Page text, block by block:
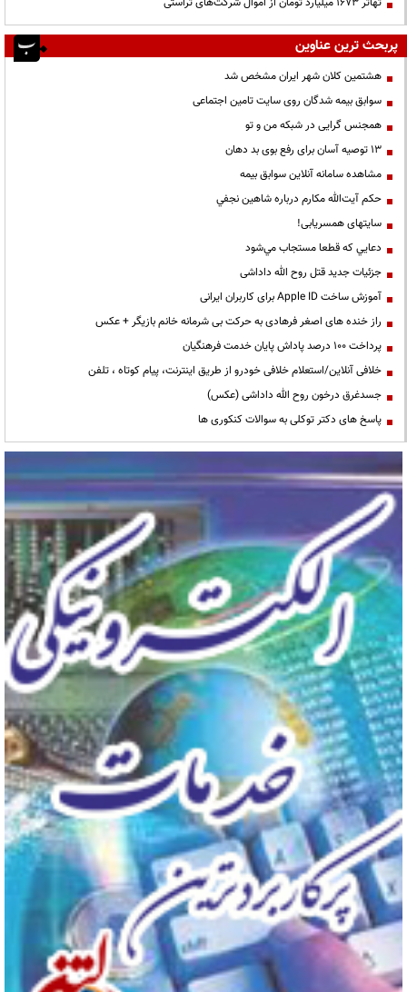
پربحث ترین عناوین
هشتمین کلان شهر ایران مشخص شد
سوابق بیمه شدگان روی سایت تامین اجتماعی
همجنس گرایی در شبکه من و تو
13 توصیه آسان برای رفع بوی بد دهان
مشاهده سامانه آنلاين سوابق بیمه
حكم آيت‌الله مكارم درباره شاهين نجفي
سایتهای همسریابی!
دعايي كه قطعا مستجاب مي‌شود
جزئیات جدید قتل روح الله داداشی
آموزش ساخت Apple ID برای کاربران ایرانی
راز خنده های اصغر فرهادی به حرکت بی شرمانه خانم بازیگر + عکس
پرداخت ۱۰۰ درصد پاداش پایان خدمت فرهنگیان
خلافی آنلاین/استعلام خلافی خودرو از طریق اینترنت، پیام کوتاه ، تلفن
جسدغرق درخون روح الله داداشی (عکس)
پاسخ های دکتر توکلی به سوالات کنکوری ها